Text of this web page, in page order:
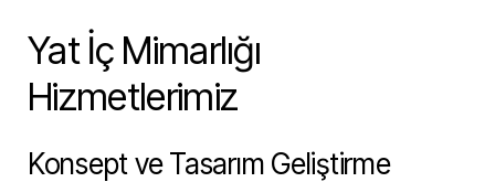
Yat İç Mimarlığı
Hizmetlerimiz
Konsept ve Tasarım Geliştirme